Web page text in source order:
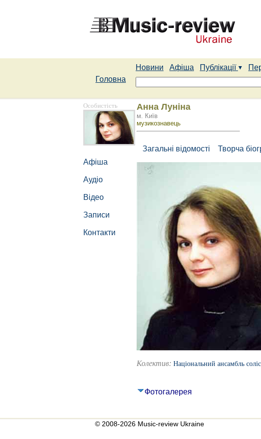
Новини Афіша Публікації
Головна
Особистість
Афіша
Аудіо
Відео
Записи
Контакти
Анна Луніна
м. Київ
музикознавець
Загальні відомості Творча
Колектив: Національний ансамбль
Фотогалерея
© 2008-2026 Music-review Ukraine